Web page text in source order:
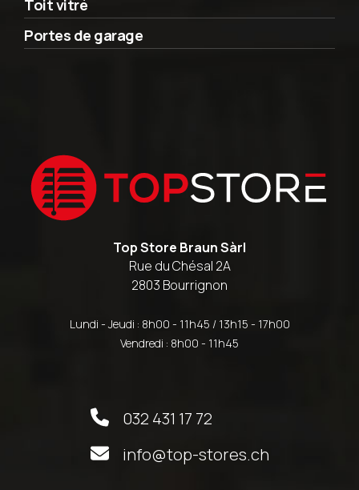
Toit vitré
Portes de garage
Top Store Braun Sàrl
Rue du Chésal 2A
2803 Bourrignon
Lundi - Jeudi : 8h00 - 11h45 / 13h15 - 17h00
Vendredi : 8h00 - 11h45
032 431 17 72
info@top-stores.ch